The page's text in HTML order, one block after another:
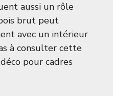
aussi un rôle
brut peut
avec un intérieur
à consulter cette
pour cadres